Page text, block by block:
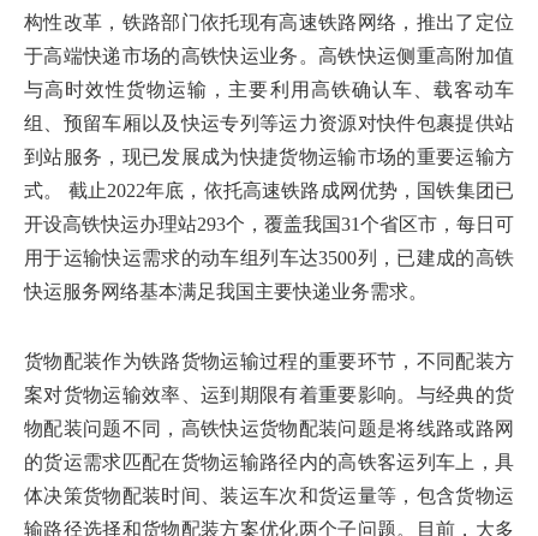
构性改革，铁路部门依托现有高速铁路网络，推出了定位
于高端快递市场的高铁快运业务。高铁快运侧重高附加值
与高时效性货物运输，主要利用高铁确认车、载客动车
组、预留车厢以及快运专列等运力资源对快件包裹提供站
到站服务，现已发展成为快捷货物运输市场的重要运输方
式。 截止2022年底，依托高速铁路成网优势，国铁集团已
开设高铁快运办理站293个，覆盖我国31个省区市，每日可
用于运输快运需求的动车组列车达3500列，已建成的高铁
快运服务网络基本满足我国主要快递业务需求。
货物配装作为铁路货物运输过程的重要环节，不同配装方
案对货物运输效率、运到期限有着重要影响。与经典的货
物配装问题不同，高铁快运货物配装问题是将线路或路网
的货运需求匹配在货物运输路径内的高铁客运列车上，具
体决策货物配装时间、装运车次和货运量等，包含货物运
输路径选择和货物配装方案优化两个子问题。目前，大多